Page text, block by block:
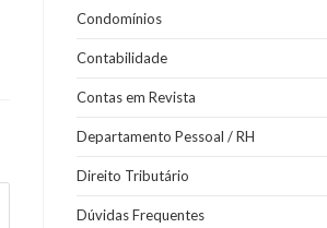
Condomínios
Contabilidade
Contas em Revista
Departamento Pessoal / RH
Direito Tributário
Dúvidas Frequentes